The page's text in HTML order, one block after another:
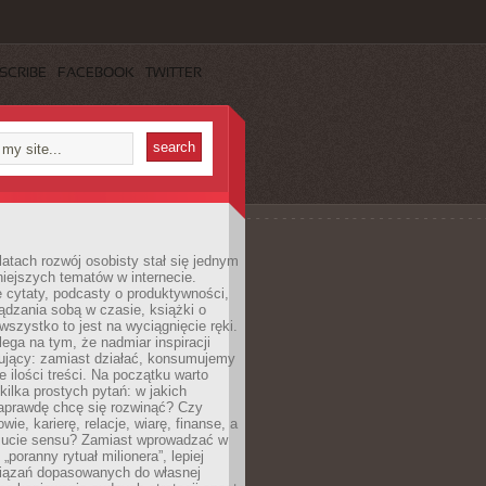
FACEBOOK TWITTER
rozwój osobisty stał się jednym
tematów w internecie.
cytaty, podcasty o produktywności,
sobą w czasie, książki o
to jest na wyciągnięcie ręki.
na tym, że nadmiar inspiracji
zamiast działać, konsumujemy
ilości treści. Na początku warto
prostych pytań: w jakich
chcę się rozwinąć? Czy
karierę, relacje, wiarę, finanse, a
sensu? Zamiast wprowadzać w
rytuał milionera”, lepiej
dopasowanych do własnej